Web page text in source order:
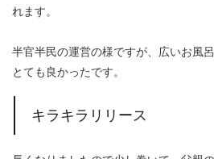
れます。
半官半民の運営の様ですが、広いお風
とても良かったです。
キラキラリリース